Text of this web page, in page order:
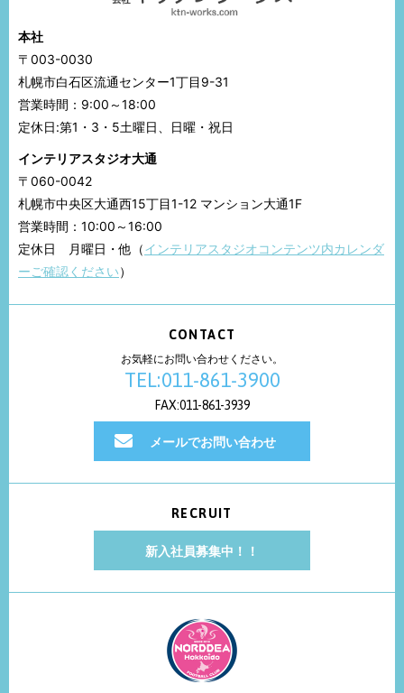
本社
〒003-0030
札幌市白石区流通センター1丁目9-31
営業時間：9:00～18:00
定休日:第1・3・5土曜日、日曜・祝日
インテリアスタジオ大通
〒060-0042
札幌市中央区大通西15丁目1-12 マンション大通1F
営業時間：10:00～16:00
定休日 月曜日・他（インテリアスタジオコンテンツ内カレンダ
ーご確認ください）
CONTACT
お気軽にお問い合わせください。
TEL:011-861-3900
FAX:011-861-3939
メールでお問い合わせ
RECRUIT
新入社員募集中！！